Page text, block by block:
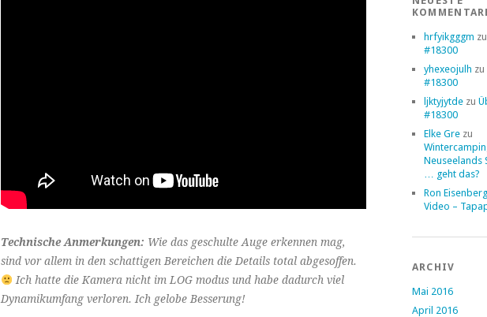
Technische Anmerkungen: Wie das geschulte Auge erkennen mag,
sind vor allem in den schattigen Bereichen die Details total abgesoffen.
Ich hatte die Kamera nicht im LOG modus und habe dadurch viel
Dynamikumfang verloren. Ich gelobe Besserung!
hrfyikgggm
#18300
yhexeojulh zu
#18300
ljktyjytdezu
#18300
Elke Grezu
Neuseelands
… geht das?
Ron
Video –
ARCHIV
Mai 2016
April 2016